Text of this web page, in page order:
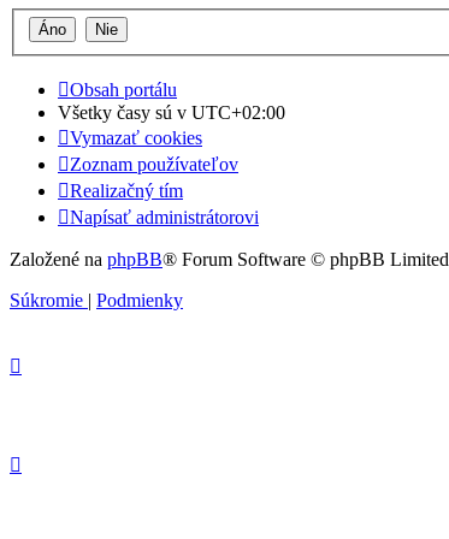
Obsah portálu
Všetky časy sú v UTC+02:00
Vymazať cookies
Zoznam používateľov
Realizačný tím
Napísať administrátorovi
Založené na phpBB® Forum Software © phpBB Limited
Súkromie | Podmienky